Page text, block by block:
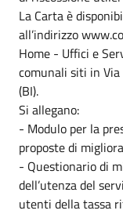
La Carta è
all’indirizzo
Home - Uffici e
comunali siti in
(BI).
Si allegano:
- Modulo per la
proposte di
- Questionario di
dell’utenza del
utenti della tassa